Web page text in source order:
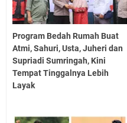
Program Bedah Rumah Buat
Atmi, Sahuri, Usta, Juheri dan
Supriadi Sumringah, Kini
Tempat Tinggalnya Lebih
Layak